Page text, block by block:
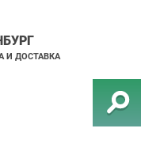
И ДОСТАВКА